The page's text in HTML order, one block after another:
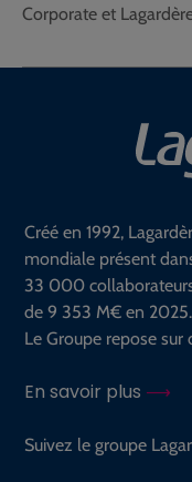
Corporate et
Créé en 1992,
mondiale présent
33 000
de 9 353 M€ en 2025.
Le Groupe repose sur
En savoir plus
Suivez le groupe